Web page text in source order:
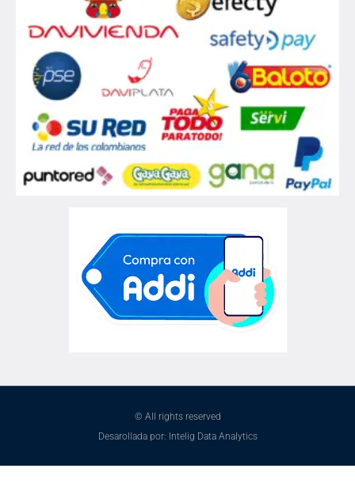
© All rights reserved
Desarollada por: Intelig Data Analytics